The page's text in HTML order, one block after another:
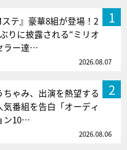
1
ステ』豪華8組が登場！2
りに披露される“ミリオ
ラー達…
2026.08.07
2
ちゃみ、出演を熱望する
気番組を告白「オーディ
ン10…
2026.08.06